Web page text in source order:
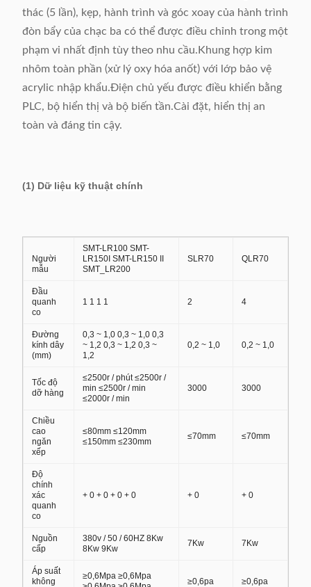
thác (5 lần), kẹp, hành trình và góc xoay của hành trình
đòn bẩy của chạc ba có thể được điều chỉnh trong một
phạm vi nhất định tùy theo nhu cầu.Khung hợp kim
nhôm toàn phần (xử lý oxy hóa anốt) với lớp bảo vệ
acrylic nhập khẩu.Điện chủ yếu được điều khiển bằng
PLC, bộ hiển thị và bộ biến tần.Cài đặt, hiển thị an
toàn và đáng tin cậy.
(1) Dữ liệu kỹ thuật chính
Người
mẫu
SMT-LR100 SMT-
LR150I SMT-LR150 II
SMT_LR200
SLR70 QLR70
Đầu
quanh
co
1 1 1 1 2 4
Đường
kính dây
(mm)
0,3 ~ 1,0 0,3 ~ 1,0 0,3
~ 1,2 0,3 ~ 1,2 0,3 ~
1,2
0,2 ~ 1,0 0,2 ~ 1,0
Tốc độ
dỡ hàng
≤2500r / phút ≤2500r /
min ≤2500r / min
≤2000r / min
3000 3000
Chiều
cao
ngăn
xếp
≤80mm ≤120mm
≤150mm ≤230mm
≤70mm ≤70mm
Độ
chính
xác
quanh
co
+ 0 + 0 + 0 + 0 + 0 + 0
Nguồn
cấp
380v / 50 / 60HZ 8Kw
8Kw 9Kw
7Kw 7Kw
Áp suất
không
≥0,6Mpa ≥0,6Mpa
≥0,6pa ≥0,6pa